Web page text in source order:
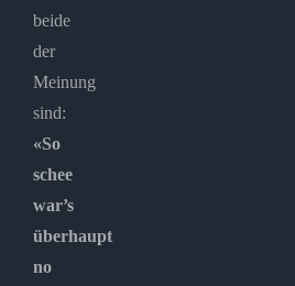
beide
der
Meinung
sind:
«So
schee
war’s
überhaupt
no